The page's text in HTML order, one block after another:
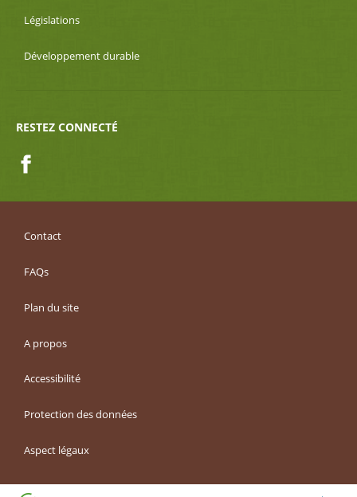
Législations
Développement durable
RESTEZ CONNECTÉ
Contact
FAQs
Plan du site
A propos
Accessibilité
Protection des données
Aspect légaux